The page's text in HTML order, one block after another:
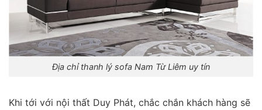
Địa chỉ thanh lý sofa Nam Từ Liêm uy tín
Khi tới với nội thất Duy Phát, chắc chắn khách hàng sẽ